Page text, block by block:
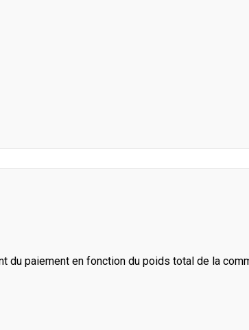
du paiement en fonction du poids total de la